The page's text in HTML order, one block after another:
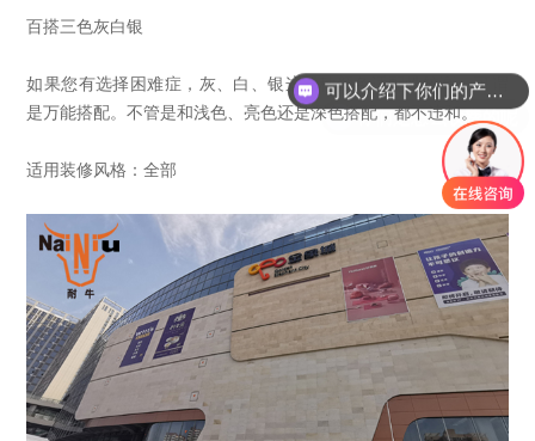
百搭三色灰白银
如果您有选择困难症，灰、白、银这三种颜色适配性较高，可谓
是万能搭配。不管是和浅色、亮色还是深色搭配，都不违和。
适用装修风格：全部
可以介绍下你们的产品么
你们是怎么收费的呢